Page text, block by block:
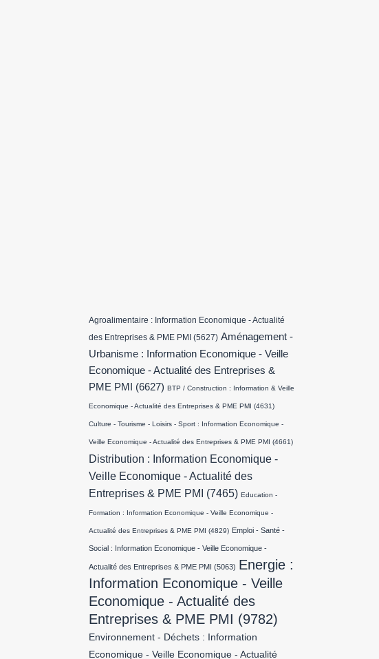
Agroalimentaire : Information Economique - Actualité
des Entreprises & PME PMI (5627) Aménagement -
Urbanisme : Information Economique - Veille
Economique - Actualité des Entreprises &
PME PMI
(6627) BTP / Construction : Information & Veille
Economique - Actualité des Entreprises & PME PMI (4631)
Culture - Tourisme - Loisirs - Sport : Information Economique -
Veille Economique - Actualité des Entreprises & PME PMI (4661)
Distribution : Information Economique -
Veille Economique - Actualité des
Entreprises & PME PMI (7465) Education -
Formation : Information Economique - Veille Economique -
Actualité des Entreprises & PME PMI (4829) Emploi - Santé -
Social : Information Economique - Veille Economique -
Actualité des Entreprises & PME PMI (5063) Energie :
Information Economique - Veille
Economique - Actualité des
Entreprises & PME PMI (9782)
Environnement - Déchets : Information
Economique - Veille Economique - Actualité